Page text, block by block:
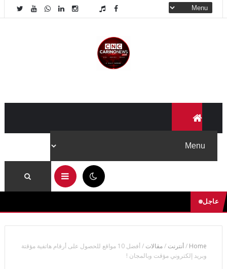
عاجل
Home
/أنترنت /مقالات /
أفضل 10 مواقع للحصول على أرقام هاتفية مؤقتة
وبريد إلكتروني مؤقت وبالمجان !